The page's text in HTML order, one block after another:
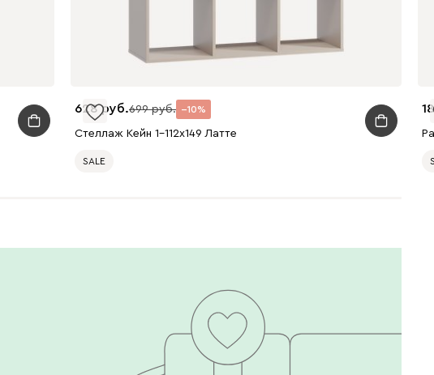
628 699 10
Стеллаж Кейн 1-112x149 Латте
SALE